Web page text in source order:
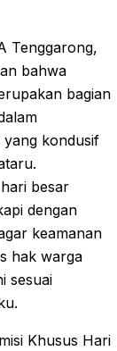
Tenggarong,
bahwa
bagian
yang kondusif
besar
dengan
keamanan
hak warga
sesuai
Khusus Hari